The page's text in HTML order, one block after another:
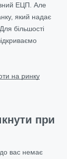
ЕЦП. Але
який надає
більшості
на ринку
при
вас немає